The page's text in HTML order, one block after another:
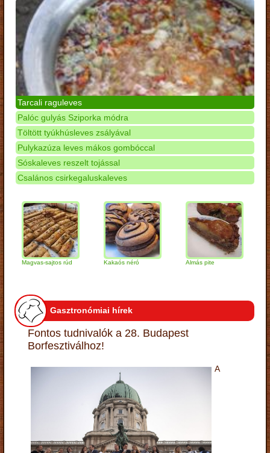
Tarcali raguleves
Palóc gulyás Sziporka módra
Töltött tyúkhúsleves zsályával
Pulykazúza leves mákos gombóccal
Sóskaleves reszelt tojással
Csalános csirkegaluskaleves
Magvas-sajtos rúd Kakaós néró Almás pite
Gasztronómiai hírek
Fontos tudnivalók a 28. Budapest
Borfesztiválhoz!
A